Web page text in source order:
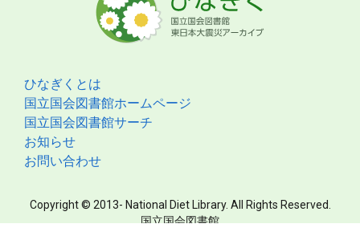
ひなぎくとは
国立国会図書館ホームページ
国立国会図書館サーチ
お知らせ
お問い合わせ
Copyright © 2013- National Diet Library. All Rights Reserved.